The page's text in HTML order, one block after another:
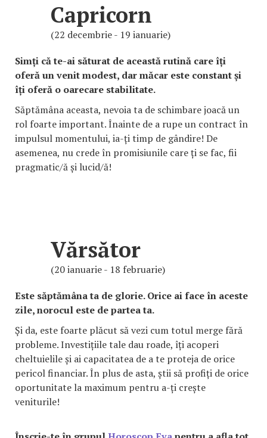
Capricorn
(22 decembrie - 19 ianuarie)
Simți că te-ai săturat de această rutină care îți
oferă un venit modest, dar măcar este constant și
îți oferă o oarecare stabilitate.
Săptămâna aceasta, nevoia ta de schimbare joacă un
rol foarte important. Înainte de a rupe un contract în
impulsul momentului, ia-ți timp de gândire! De
asemenea, nu crede în promisiunile care ți se fac, fii
pragmatic/ă și lucid/ă!
Vărsător
(20 ianuarie - 18 februarie)
Este săptămâna ta de glorie. Orice ai face în aceste
zile, norocul este de partea ta.
Și da, este foarte plăcut să vezi cum totul merge fără
probleme. Investițiile tale dau roade, îți acoperi
cheltuielile și ai capacitatea de a te proteja de orice
pericol financiar. În plus de asta, știi să profiți de orice
oportunitate la maximum pentru a-ți crește
veniturile!